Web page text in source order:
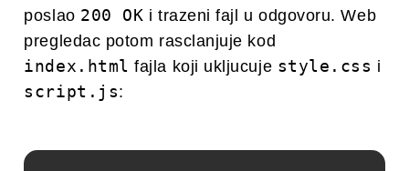
poslao 200 OK i trazeni fajl u odgovoru. Web
pregledac potom rasclanjuje kod
index.html fajla koji ukljucuje style.css i
script.js: